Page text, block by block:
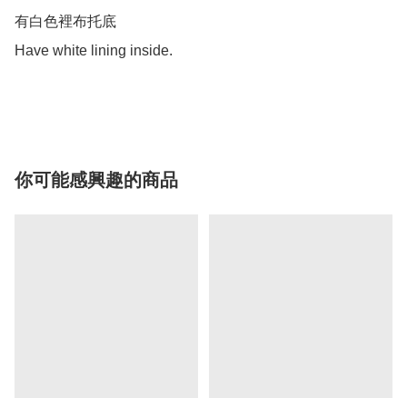
有白色裡布托底
Have white lining inside.
你可能感興趣的商品